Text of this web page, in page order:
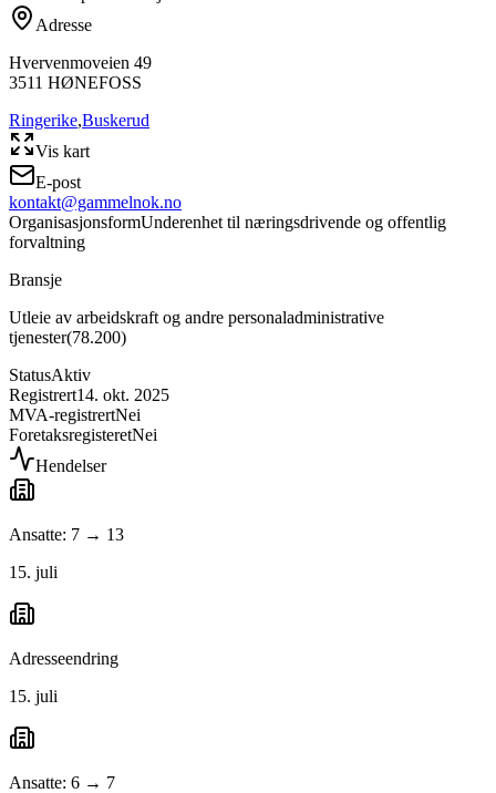
Adresse
Hvervenmoveien 49
3511 HØNEFOSS
Ringerike,Buskerud
Vis kart
E-post
kontakt@gammelnok.no
OrganisasjonsformUnderenhet til næringsdrivende og offentlig
forvaltning
Bransje
Utleie av arbeidskraft og andre personaladministrative
tjenester(78.200)
StatusAktiv
Registrert14. okt. 2025
MVA-registrertNei
ForetaksregisteretNei
Hendelser
Ansatte: 7 → 13
15. juli
Adresseendring
15. juli
Ansatte: 6 → 7